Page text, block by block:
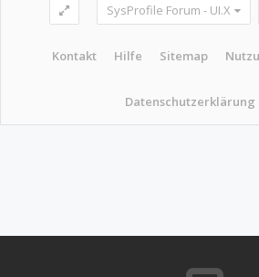
SysProfile Forum - UI.X
Kontakt Hilfe Sitemap
Datenschutzerklärung